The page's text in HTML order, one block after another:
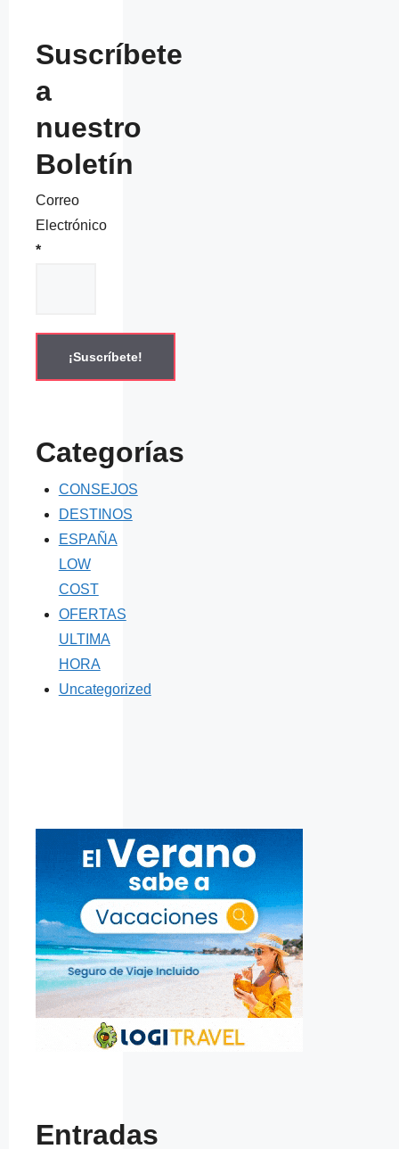
Suscríbete
a
nuestro
Boletín
Correo
Electrónico
*
Categorías
CONSEJOS
DESTINOS
ESPAÑA
LOW
COST
OFERTAS
ULTIMA
HORA
Uncategorized
Entradas